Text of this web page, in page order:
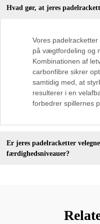
Hvad gør, at jeres
Vores
på vægtfordeling og
Kombinationen af
carbonfibre sikrer
samtidig med, at
resulterer i en
forbedrer spillernes
Er jeres padelracketter
færdighedsniveauer?